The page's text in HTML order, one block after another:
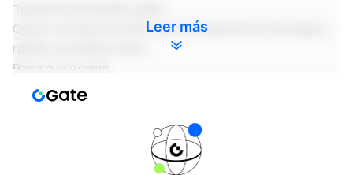
Tu puerta al mundo cripto
Opera con más de 4,900 criptomonedas de forma segura,
rápida y sencilla en Gate
Pasa a la acción
Regístratey reclama hasta 10 000 $ en recompensas de
y gana una comisión del 40 %
Visita el sito web oficial de Gate
Leer más